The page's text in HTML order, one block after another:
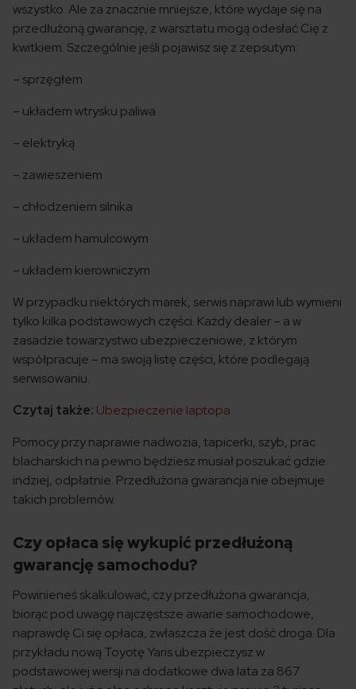
wszystko. Ale za znacznie mniejsze, które wydaje się na
przedłużoną gwarancję, z warsztatu mogą odesłać Cię z
kwitkiem. Szczególnie jeśli pojawisz się z zepsutym:
– sprzęgłem
– układem wtrysku paliwa
– elektryką
– zawieszeniem
– chłodzeniem silnika
– układem hamulcowym
– układem kierowniczym
W przypadku niektórych marek, serwis naprawi lub wymieni
tylko kilka podstawowych części. Każdy dealer – a w
zasadzie towarzystwo ubezpieczeniowe, z którym
współpracuje – ma swoją listę części, które podlegają
serwisowaniu.
Czytaj także: Ubezpieczenie laptopa
Pomocy przy naprawie nadwozia, tapicerki, szyb, prac
blacharskich na pewno będziesz musiał poszukać gdzie
indziej, odpłatnie. Przedłużona gwarancja nie obejmuje
takich problemów.
Czy opłaca się wykupić przedłużoną
gwarancję samochodu?
Powinieneś skalkulować, czy przedłużona gwarancja,
biorąc pod uwagę najczęstsze awarie samochodowe,
naprawdę Ci się opłaca, zwłaszcza że jest dość droga. Dla
przykładu nową Toyotę Yaris ubezpieczysz w
podstawowej wersji na dodatkowe dwa lata za 867